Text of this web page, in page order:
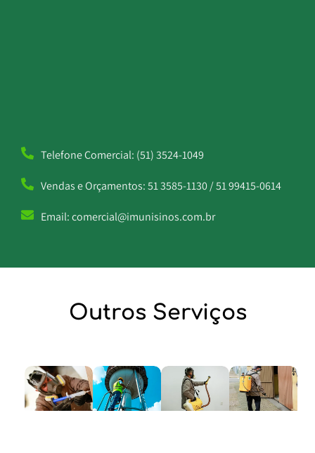
Telefone Comercial: (51) 3524-1049
Vendas e Orçamentos:51 3585-1130 / 51 99415-0614
Email:comercial@imunisinos.com.br
Outros Serviços